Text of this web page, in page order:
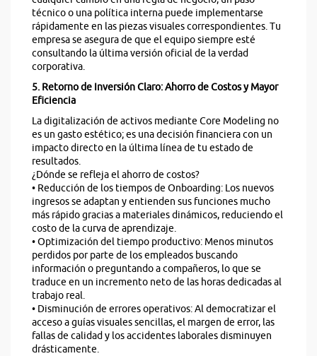
técnico o una política interna puede implementarse
rápidamente en las piezas visuales correspondientes. Tu
empresa se asegura de que el equipo siempre esté
consultando la última versión oficial de la verdad
corporativa.
5. Retorno de Inversión Claro: Ahorro de Costos y Mayor
Eficiencia
La digitalización de activos mediante Core Modeling no
es un gasto estético; es una decisión financiera con un
impacto directo en la última línea de tu estado de
resultados.
¿Dónde se refleja el ahorro de costos?
• Reducción de los tiempos de Onboarding: Los nuevos
ingresos se adaptan y entienden sus funciones mucho
más rápido gracias a materiales dinámicos, reduciendo el
costo de la curva de aprendizaje.
• Optimización del tiempo productivo: Menos minutos
perdidos por parte de los empleados buscando
información o preguntando a compañeros, lo que se
traduce en un incremento neto de las horas dedicadas al
trabajo real.
• Disminución de errores operativos: Al democratizar el
acceso a guías visuales sencillas, el margen de error, las
fallas de calidad y los accidentes laborales disminuyen
drásticamente.